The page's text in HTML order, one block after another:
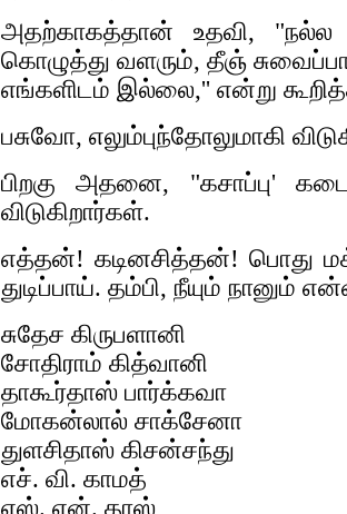
அதற்காகத்தான் உதவி, "நல்ல
கொழுத்து வளரும், தீஞ்
எங்களிடம் இல்லை,'' என்று
பசுவோ, எலும்புந்தோலுமாகி
பிறகு அதனை, "கசாப்பு'
விடுகிறார்கள்.
எத்தன்! கடினசித்தன்! பொது
துடிப்பாய். தம்பி, நீயும் நானும்
சுதேச கிருபளானி
சோதிராம் கித்வானி
தாகூர்தாஸ் பார்க்கவா
மோகன்லால் சாக்சேனா
துளசிதாஸ் கிசன்சந்து
எச். வி. காமத்
எஸ். என். தாஸ்